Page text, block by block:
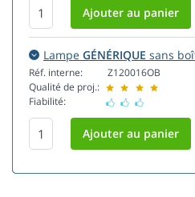
Lampe GÉNÉRIQUE sans
Réf. interne:
Qualité de proj.:
Fiabilité:
Z120016OB